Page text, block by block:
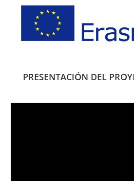
PRESENTACIÓN DEL